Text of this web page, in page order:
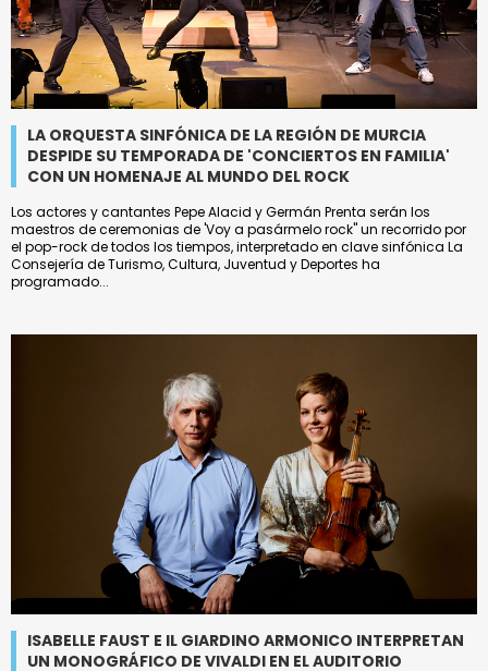
LA ORQUESTA SINFÓNICA DE LA REGIÓN DE MURCIA
DESPIDE SU TEMPORADA DE 'CONCIERTOS EN FAMILIA'
CON UN HOMENAJE AL MUNDO DEL ROCK
Los actores y cantantes Pepe Alacid y Germán Prenta serán los
maestros de ceremonias de 'Voy a pasármelo rock'' un recorrido por
el pop-rock de todos los tiempos, interpretado en clave sinfónica La
Consejería de Turismo, Cultura, Juventud y Deportes ha
programado...
ISABELLE FAUST E IL GIARDINO ARMONICO INTERPRETAN
UN MONOGRÁFICO DE VIVALDI EN EL AUDITORIO